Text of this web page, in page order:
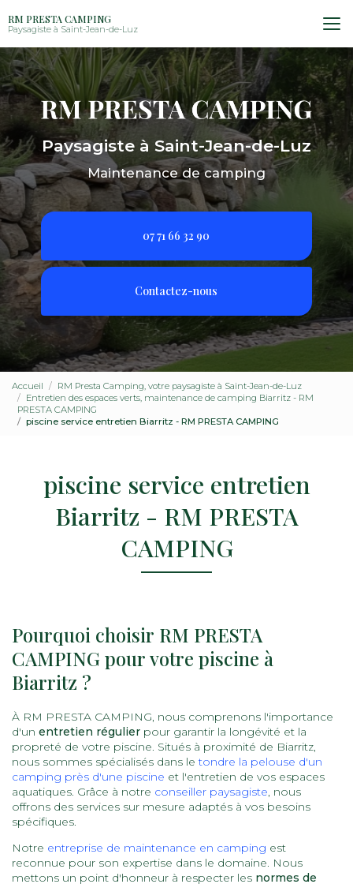
au
contenu
principal
RM PRESTA CAMPING
Paysagiste à Saint-Jean-de-Luz
Paysagiste à Saint-Jean-de-Luz
Maintenance de camping
07 71 66 32 90
Contactez-nous
Accueil
RM Presta Camping, votre paysagiste à Saint-Jean-de-Luz
Entretien des espaces verts, maintenance de camping Biarritz - RM
PRESTA CAMPING
piscine service entretien Biarritz - RM PRESTA CAMPING
piscine service entretien
Biarritz - RM PRESTA
CAMPING
Pourquoi choisir RM PRESTA
CAMPING pour votre piscine à
Biarritz ?
À RM PRESTA CAMPING, nous comprenons l'importance
d'un entretien régulier pour garantir la longévité et la
propreté de votre piscine. Situés à proximité de Biarritz,
nous sommes spécialisés dans letondre la pelouse d'un
camping près d'une piscine et l'entretien de vos espaces
aquatiques. Grâce à notre conseiller paysagiste, nous
offrons des services sur mesure adaptés à vos besoins
spécifiques.
Notre entreprise de maintenance en camping est
reconnue pour son expertise dans le domaine. Nous
mettons un point d'honneur à respecter les normes de